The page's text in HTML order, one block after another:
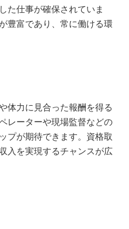
た仕事が確保されていま
豊富であり、常に働ける環
体力に見合った報酬を得る
レーターや現場監督などの
プが期待できます。資格取
入を実現するチャンスが広